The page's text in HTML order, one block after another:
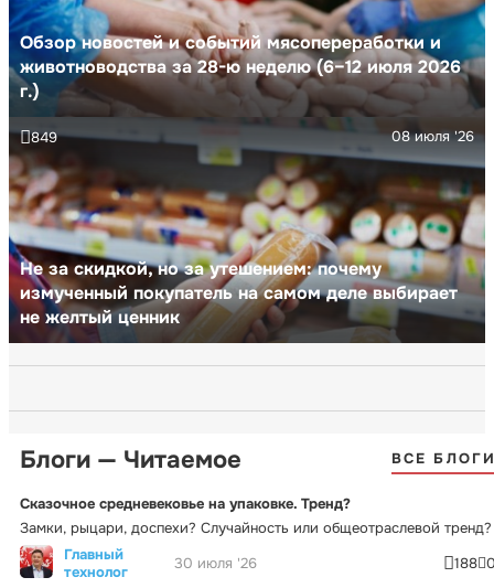
Обзор новостей и событий мясопереработки и
животноводства за 28-ю неделю (6–12 июля 2026
г.)
Не за скидкой, но за утешением: почему
измученный покупатель на самом деле выбирает
не желтый ценник
08 июля '26
849
Блоги — Читаемое ВСЕ
Сказочное средневековье на упаковке. Тренд?
Замки, рыцари, доспехи? Случайность или общеотраслевой тренд?
Главный
технолог
30 июля '26 188